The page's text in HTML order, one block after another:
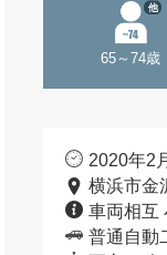
65～74歳
他
2020年2
横浜市金
車両相互
普通自動